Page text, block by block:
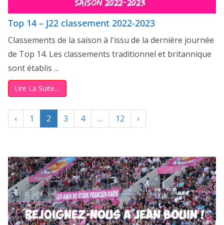
Top 14 – J22 classement 2022-2023
Classements de la saison à l'issu de la dernière journée
de Top 14. Les classements traditionnel et britannique
sont établis ...
Lire La Suite…
‹ 1 2 3 4 … 12 ›